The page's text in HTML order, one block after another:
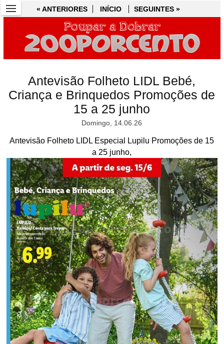
« ANTERIORES INÍCIO SEGUINTES »
Antevisão Folheto LIDL Bebé,
Criança e Brinquedos Promoções de
15 a 25 junho
Domingo, 14.06.26
Antevisão Folheto LIDL Especial Lupilu Promoções de 15
a 25 junho,
« ANTERIORES INÍCIO SEGUINTES »